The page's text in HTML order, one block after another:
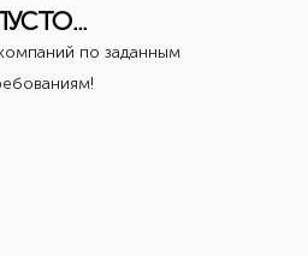
по заданным